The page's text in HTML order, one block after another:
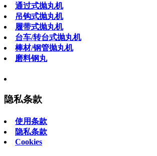
通过式抛丸机
吊钩式抛丸机
履带式抛丸机
台车/转台式抛丸机
棒材/钢管抛丸机
磨料钢丸
隐私条款
使用条款
隐私条款
Cookies